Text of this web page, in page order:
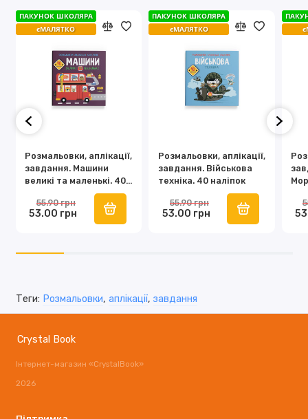
Розмальовки, аплікації,
завдання. Машини
великі та маленькі. 40
ПАКУНОК ШКОЛЯРА
єМАЛЯТКО
ПАКУНОК ШКОЛЯРА
єМАЛЯТКО
53.00 грн
55.90 грн
Розмальовки, аплікації,
завдання. Військова
техніка. 40 наліпок
ПАКУНОК ШКОЛЯРА
єМАЛЯТКО
ПАКУНОК ШКОЛЯРА
єМАЛЯТКО
53.00 грн
55.90 грн
Теги: Розмальовки, аплікації, завдання
Crystal Book
Інтернет-магазин «CrystalBook»
2026